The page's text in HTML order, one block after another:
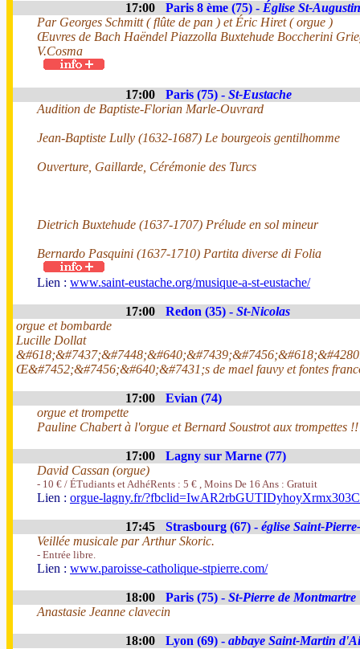
17:00 Paris 8 ème (75) - Église St-Augustin
Par Georges Schmitt ( flûte de pan ) et Éric Hiret ( orgue )
Œuvres de Bach Haëndel Piazzolla Buxtehude Boccherini
V.Cosma
17:00 Paris (75) - St-Eustache
Audition de Baptiste-Florian Marle-Ouvrard
Jean-Baptiste Lully (1632-1687) Le bourgeois gentilhomme
Ouverture, Gaillarde, Cérémonie des Turcs
Dietrich Buxtehude (1637-1707) Prélude en sol mineur
Bernardo Pasquini (1637-1710) Partita diverse di Folia
Lien : www.saint-eustache.org/musique-a-st-eustache/
17:00 Redon (35) - St-Nicolas
orgue et bombarde
Lucille Dollat
Œ&#7452;&#7456;&#640;&#7431;s de mael fauvy et fontes
17:00
Evian (74)
orgue et trompette
Pauline Chabert à l'orgue et Bernard Soustrot aux trompettes !!
17:00
Lagny sur Marne (77)
David Cassan (orgue)
- 10 € / ÉTudiants et AdhéRents : 5 € , Moins De 16 Ans : Gratuit
Lien : orgue-lagny.fr/
17:45 Strasbourg (67) - église Saint-
Veillée musicale par Arthur Skoric.
- Entrée libre.
Lien : www.paroisse-catholique-stpierre.com/
18:00 Paris (75) - St-Pierre de Montmartre
Anastasie Jeanne clavecin
18:00 Lyon (69) - abbaye Saint-Martin